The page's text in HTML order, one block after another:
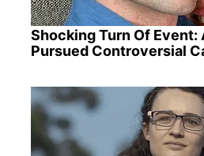
Shocking Turn Of Event:
Pursued Controversial